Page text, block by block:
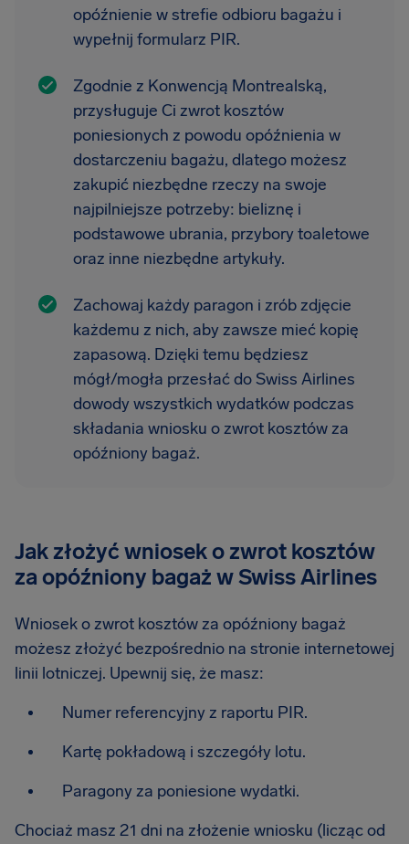
opóźnienie w strefie odbioru bagażu i
wypełnij formularz PIR.
Zgodnie z Konwencją Montrealską,
przysługuje Ci zwrot kosztów
poniesionych z powodu opóźnienia w
dostarczeniu bagażu, dlatego możesz
zakupić niezbędne rzeczy na swoje
najpilniejsze potrzeby: bieliznę i
podstawowe ubrania, przybory toaletowe
oraz inne niezbędne artykuły.
Zachowaj każdy paragon i zrób zdjęcie
każdemu z nich, aby zawsze mieć kopię
zapasową. Dzięki temu będziesz
mógł/mogła przesłać do Swiss Airlines
dowody wszystkich wydatków podczas
składania wniosku o zwrot kosztów za
opóźniony bagaż.
Jak złożyć wniosek o zwrot kosztów
za opóźniony bagaż w Swiss Airlines
Wniosek o zwrot kosztów za opóźniony bagaż
możesz złożyć bezpośrednio na stronie internetowej
linii lotniczej. Upewnij się, że masz:
Numer referencyjny z raportu PIR.
Kartę pokładową i szczegóły lotu.
Paragony za poniesione wydatki.
Chociaż masz 21 dni na złożenie wniosku (licząc od